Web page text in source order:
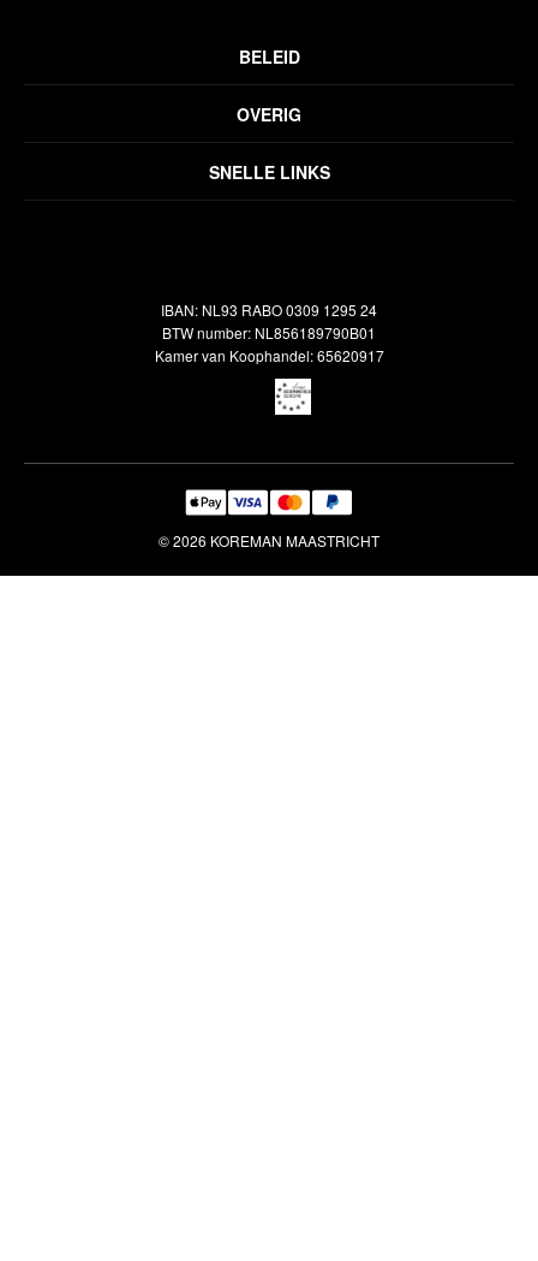
SNELLE LINKS
OVERIG
Inspiratie
Veelgestelde vragen
BELEID
Disclaimer
Verzendbeleid
IBAN: NL93 RABO 0309 1295 24
BTW number: NL856189790B01
Kamer van Koophandel: 65620917
© 2026 KOREMAN MAASTRICHT